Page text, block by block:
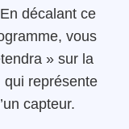
décalant ce
vous
» sur la
qui représente
capteur.